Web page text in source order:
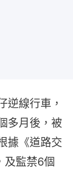
逆線行車，
多月後，被
據《道路交
及監禁6個